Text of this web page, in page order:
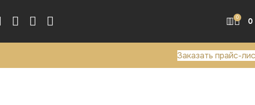
0 0
Заказать прайс-